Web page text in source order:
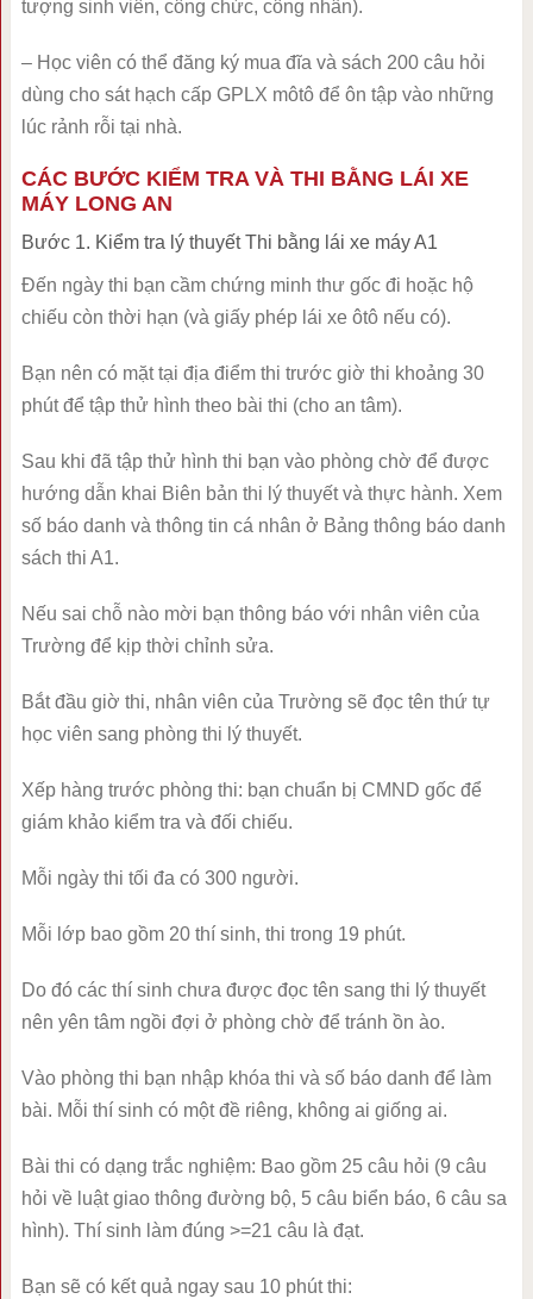
tượng sinh viên, công chức, công nhân).
– Học viên có thể đăng ký mua đĩa và sách 200 câu hỏi
dùng cho sát hạch cấp GPLX môtô để ôn tập vào những
lúc rảnh rỗi tại nhà.
CÁC BƯỚC KIỂM TRA VÀ THI BẰNG LÁI XE
MÁY LONG AN
Bước 1. Kiểm tra lý thuyết Thi bằng lái xe máy A1
Đến ngày thi bạn cầm chứng minh thư gốc đi hoặc hộ
chiếu còn thời hạn (và giấy phép lái xe ôtô nếu có).
Bạn nên có mặt tại địa điểm thi trước giờ thi khoảng 30
phút để tập thử hình theo bài thi (cho an tâm).
Sau khi đã tập thử hình thi bạn vào phòng chờ để được
hướng dẫn khai Biên bản thi lý thuyết và thực hành. Xem
số báo danh và thông tin cá nhân ở Bảng thông báo danh
sách thi A1.
Nếu sai chỗ nào mời bạn thông báo với nhân viên của
Trường để kịp thời chỉnh sửa.
Bắt đầu giờ thi, nhân viên của Trường sẽ đọc tên thứ tự
học viên sang phòng thi lý thuyết.
Xếp hàng trước phòng thi: bạn chuẩn bị CMND gốc để
giám khảo kiểm tra và đối chiếu.
Mỗi ngày thi tối đa có 300 người.
Mỗi lớp bao gồm 20 thí sinh, thi trong 19 phút.
Do đó các thí sinh chưa được đọc tên sang thi lý thuyết
nên yên tâm ngồi đợi ở phòng chờ để tránh ồn ào.
Vào phòng thi bạn nhập khóa thi và số báo danh để làm
bài. Mỗi thí sinh có một đề riêng, không ai giống ai.
Bài thi có dạng trắc nghiệm: Bao gồm 25 câu hỏi (9 câu
hỏi về luật giao thông đường bộ, 5 câu biển báo, 6 câu sa
hình). Thí sinh làm đúng >=21 câu là đạt.
Bạn sẽ có kết quả ngay sau 10 phút thi: